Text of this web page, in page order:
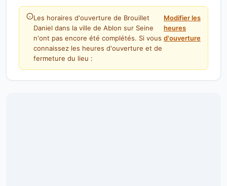
Les horaires d'ouverture de Brouillet
Daniel dans la ville de Ablon sur Seine
n'ont pas encore été complétés. Si vous
connaissez les heures d'ouverture et de
fermeture du lieu :
Modifier les
heures
d'ouverture